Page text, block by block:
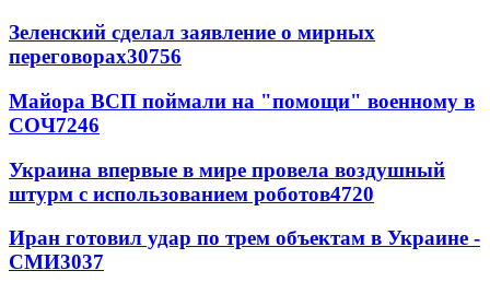
Зеленский сделал заявление о мирных
переговорах30756
Майора ВСП поймали на "помощи" военному в
СОЧ7246
Украина впервые в мире провела воздушный
штурм с использованием роботов4720
Иран готовил удар по трем объектам в Украине -
СМИ3037